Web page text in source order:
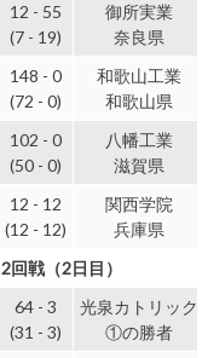
12 - 55
(7 - 19)
御所実業
奈良県
148 - 0
(72 - 0)
和歌山工業
和歌山県
102 - 0
(50 - 0)
八幡工業
滋賀県
12 - 12
(12 - 12)
関西学院
兵庫県
2回戦（2日目）
64 - 3
(31 - 3)
光泉カトリック
①の勝者